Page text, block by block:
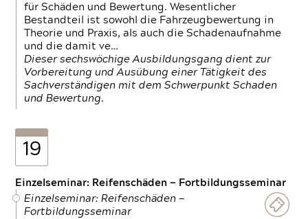
für Schäden und Bewertung. Wesentlicher
Bestandteil ist sowohl die Fahrzeugbewertung in
Theorie und Praxis, als auch die Schadenaufnahme
und die damit ve…
Dieser sechswöchige Ausbildungsgang dient zur
Vorbereitung und Ausübung einer Tätigkeit des
Sachverständigen mit dem Schwerpunkt Schaden
und Bewertung.
19
Einzelseminar: Reifenschäden — Fortbildungsseminar
Einzelseminar: Reifenschäden —
Fortbildungsseminar